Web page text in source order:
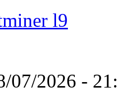
l9
07/2026 -